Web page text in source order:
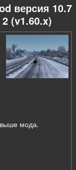
версия 10.7
(v1.60.x)
мода.